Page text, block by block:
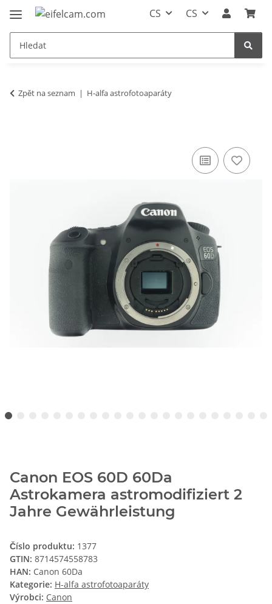
CS CS
Zpět na seznam H-alfa astrofotoaparáty
Canon EOS 60D 60Da
Astrokamera astromodifiziert 2
Jahre Gewährleistung
Číslo produktu: 1377
GTIN: 8714574558783
HAN: Canon 60Da
Kategorie: H-alfa astrofotoaparáty
Výrobci: Canon